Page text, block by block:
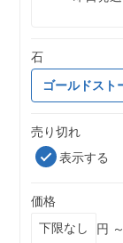
石
ゴールドスト
売り切れ
表示する
価格
円 ～